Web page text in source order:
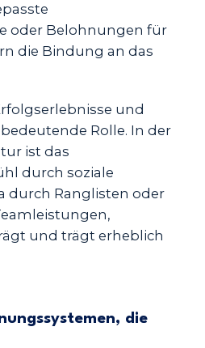
oder Belohnungen für
die Bindung an das
und
Rolle. In der
ist das
durch soziale
durch Ranglisten oder
und trägt erheblich
die